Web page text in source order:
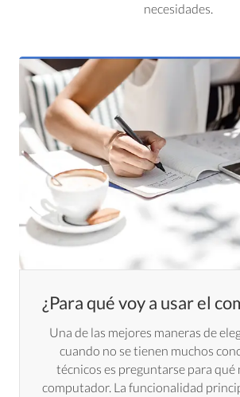
necesidades.
¿Para qué voy a usar el
Una de las mejores maneras de
cuando no se tienen muchos
técnicos es preguntarse para qué
computador. La funcionalidad